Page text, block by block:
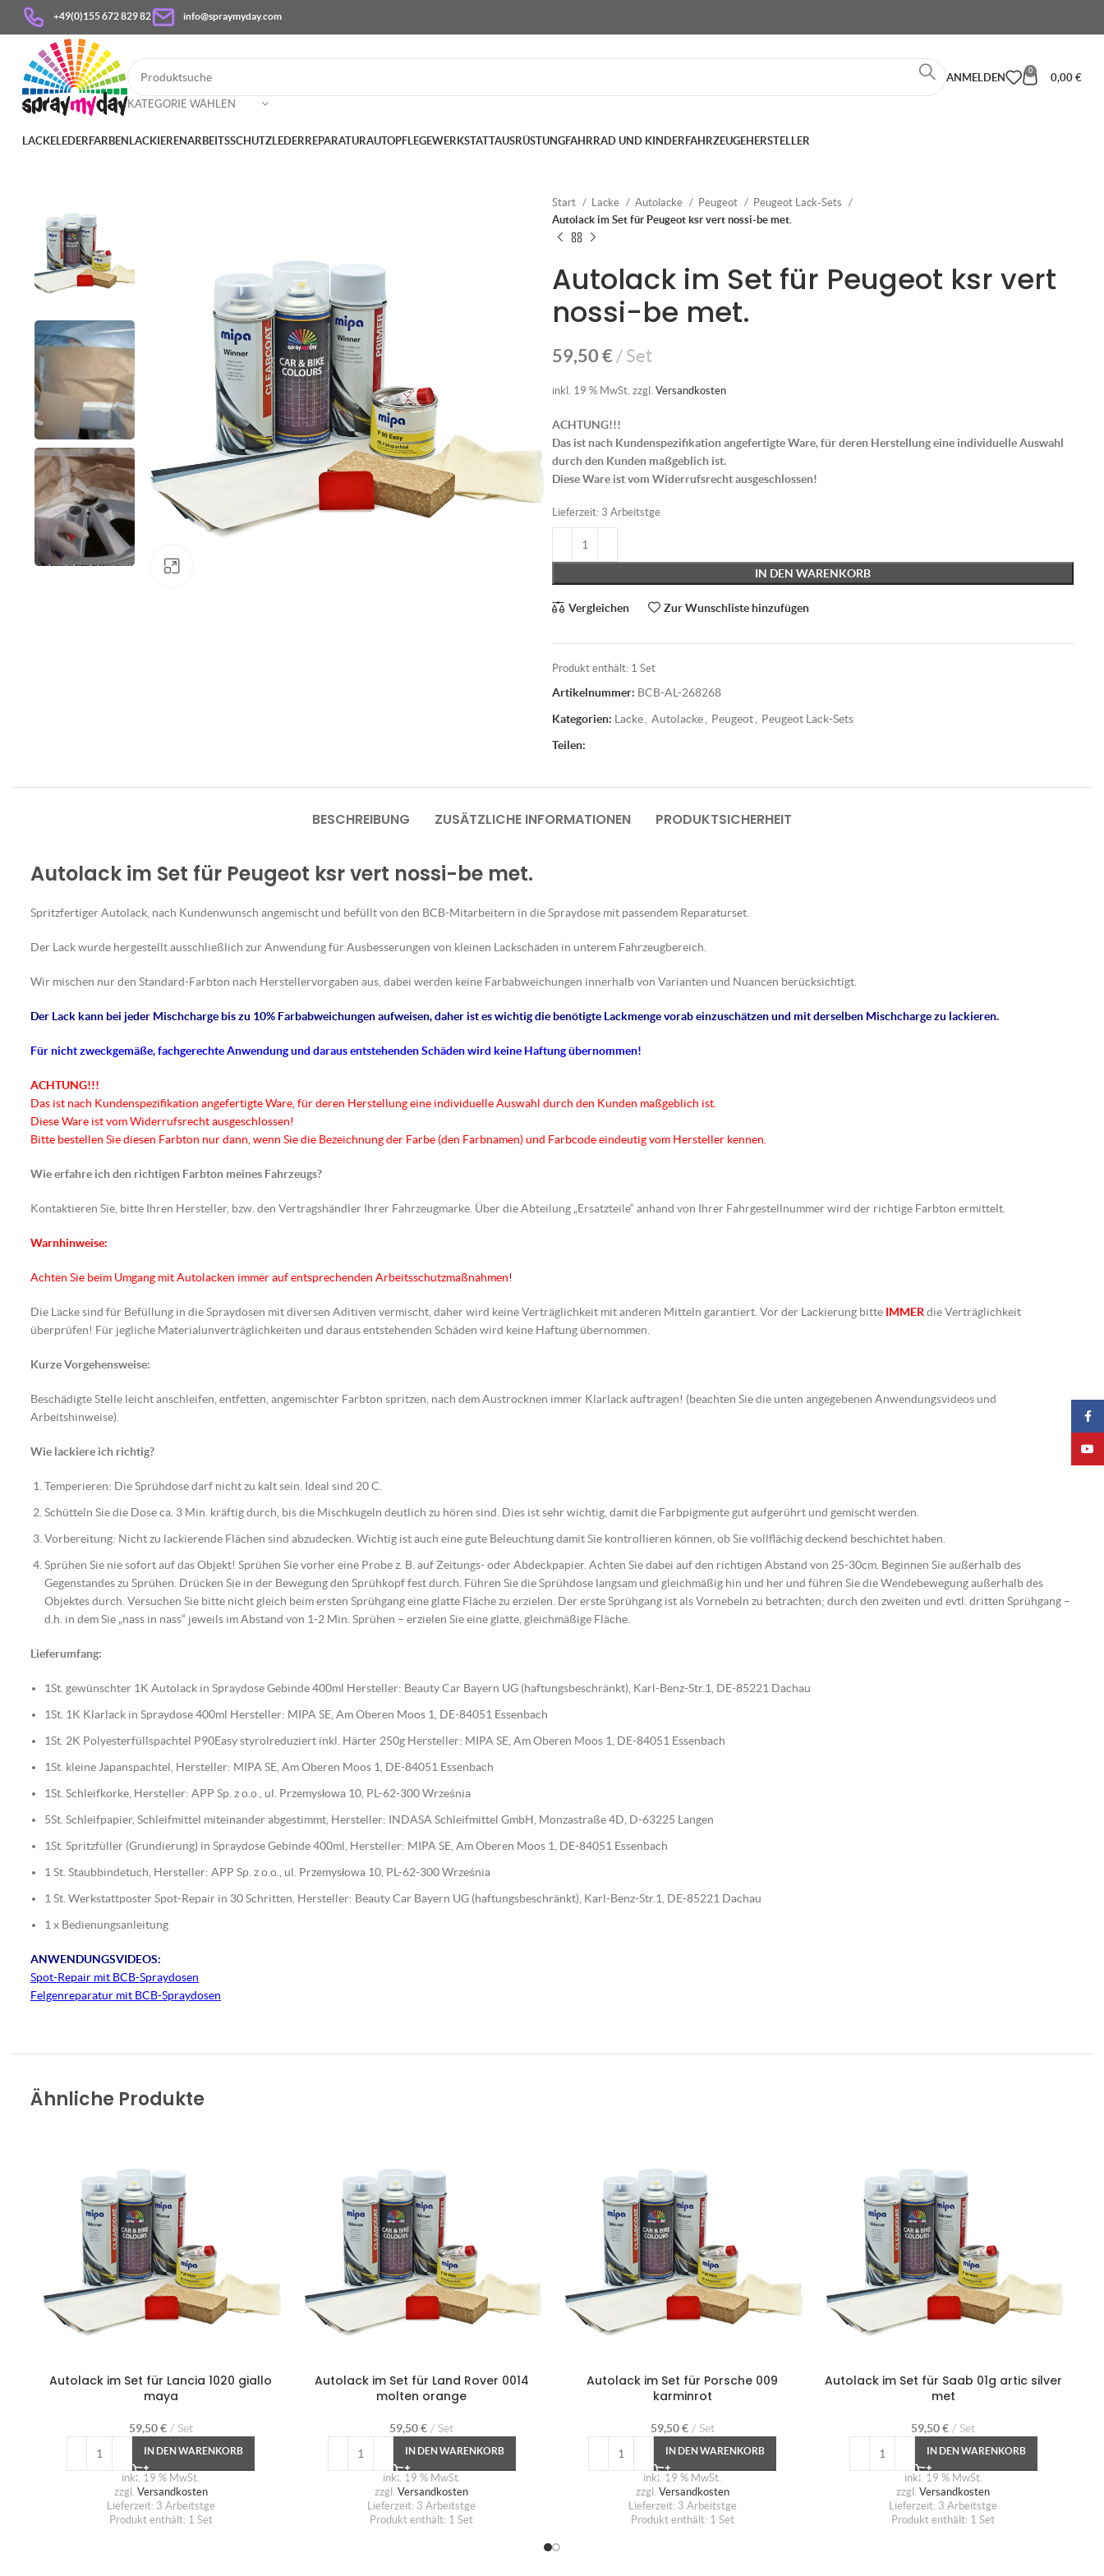
+49(0)155 672 829 82 info@spraymyday.com
KATEGORIE WÄHLEN
ANMELDEN
0
0,00 €
LACKELEDERFARBENLACKIERENARBEITSSCHUTZLEDERREPARATURAUTOPFLEGEWERKSTATTAUSRÜSTUNGFAHRRAD UND KINDERFAHRZEUGEHERSTELLER
Start Lacke Autolacke Peugeot
Peugeot Lack-Sets
Autolack im Set für Peugeot ksr vert nossi-be met.
Autolack im Set für Peugeot ksr vert
nossi-be met.
59,50€ Set
inkl. 19 % MwSt. zzgl. Versandkosten
ACHTUNG!!!
Das ist nach Kundenspezifikation angefertigte Ware, für deren Herstellung eine individuelle Auswahl
durch den Kunden maßgeblich ist.
Diese Ware ist vom Widerrufsrecht ausgeschlossen!
Lieferzeit: 3 Arbeitstge
IN DEN WARENKORB
Vergleichen Zur Wunschliste hinzufügen
Produkt enthält: 1 Set
Artikelnummer: BCB-AL-268268
Kategorien: Lacke Autolacke Peugeot
Peugeot Lack-Sets
Teilen:
BESCHREIBUNG ZUSÄTZLICHE INFORMATIONEN PRODUKTSICHERHEIT
Autolack im Set für Peugeot ksr vert nossi-be met.
Spritzfertiger Autolack, nach Kundenwunsch angemischt und befüllt von den BCB-Mitarbeitern in die Spraydose mit passendem Reparaturset.
Der Lack wurde hergestellt ausschließlich zur Anwendung für Ausbesserungen von kleinen Lackschäden in unterem Fahrzeugbereich.
Wir mischen nur den Standard-Farbton nach Herstellervorgaben aus, dabei werden keine Farbabweichungen innerhalb von Varianten und Nuancen berücksichtigt.
Der Lack kann bei jeder Mischcharge bis zu 10% Farbabweichungen aufweisen, daher ist es wichtig die benötigte Lackmenge vorab einzuschätzen und mit derselben Mischcharge zu lackieren.
Für nichtzweckgemäße, fachgerechte Anwendung und daraus entstehenden Schäden wird keine Haftung übernommen!
ACHTUNG!!!
Das ist nach Kundenspezifikation angefertigte Ware, für deren Herstellung eine individuelle Auswahl durch den Kunden maßgeblich ist.
Diese Ware ist vom Widerrufsrecht ausgeschlossen!
Bitte bestellen Sie diesen Farbton nur dann, wenn Sie die Bezeichnung der Farbe (den Farbnamen) und Farbcode eindeutig vom Hersteller kennen.
Wie erfahre ich den richtigen Farbton meines Fahrzeugs?
Kontaktieren Sie, bitte Ihren Hersteller, bzw. den Vertragshändler Ihrer Fahrzeugmarke. Über die Abteilung „Ersatzteile“ anhand von Ihrer Fahrgestellnummer wird der richtige Farbton ermittelt.
Warnhinweise:
Achten Sie beim Umgang mit Autolacken immer auf entsprechenden Arbeitsschutzmaßnahmen!
Die Lacke sind für Befüllung in die Spraydosen mit diversen Aditiven vermischt, daher wird keine Verträglichkeit mit anderen Mitteln garantiert. Vor der Lackierung bitte IMMER die Verträglichkeit
überprüfen! Für jegliche Materialunverträglichkeiten und daraus entstehenden Schäden wird keine Haftung übernommen.
Kurze Vorgehensweise:
Beschädigte Stelle leicht anschleifen, entfetten, angemischter Farbton spritzen, nach dem Austrocknen immer Klarlack auftragen! (beachten Sie die unten angegebenen Anwendungsvideos und
Arbeitshinweise).
Wie lackiere ich richtig?
Temperieren: Die Sprühdose darf nicht zu kalt sein. Ideal sind 20 C.
Schütteln Sie die Dose ca. 3 Min. kräftig durch, bis die Mischkugeln deutlich zu hören sind. Dies ist sehr wichtig, damit die Farbpigmente gut aufgerührt und gemischt werden.
Vorbereitung: Nicht zu lackierende Flächen sind abzudecken. Wichtig ist auch eine gute Beleuchtung damit Sie kontrollieren können, ob Sie vollflächig deckend beschichtet haben.
Sprühen Sie nie sofort auf das Objekt! Sprühen Sie vorher eine Probe z. B. auf Zeitungs- oder Abdeckpapier. Achten Sie dabei auf den richtigen Abstand von 25-30cm. Beginnen Sie außerhalb des
Gegenstandes zu Sprühen. Drücken Sie in der Bewegung den Sprühkopf fest durch. Führen Sie die Sprühdose langsam und gleichmäßig hin und her und führen Sie die Wendebewegung außerhalb des
Objektes durch. Versuchen Sie bitte nicht gleich beim ersten Sprühgang eine glatte Fläche zu erzielen. Der erste Sprühgang ist als Vornebeln zu betrachten; durch den zweiten und evtl. dritten Sprühgang –
d.h. in dem Sie „nass in nass“ jeweils im Abstand von 1-2 Min. Sprühen – erzielen Sie eine glatte, gleichmäßige Fläche.
Lieferumfang:
1St. gewünschter 1K Autolack in Spraydose Gebinde 400ml Hersteller: Beauty Car Bayern UG (haftungsbeschränkt), Karl-Benz-Str.1, DE-85221 Dachau
1St. 1K Klarlack in Spraydose 400ml Hersteller: MIPA SE, Am Oberen Moos 1, DE-84051 Essenbach
1St. 2K Polyesterfüllspachtel P90Easy styrolreduziert inkl. Härter 250g Hersteller: MIPA SE, Am Oberen Moos 1, DE-84051 Essenbach
1St. kleine Japanspachtel, Hersteller: MIPA SE, Am Oberen Moos 1, DE-84051 Essenbach
1St. Schleifkorke, Hersteller: APP Sp. z o.o., ul. Przemysłowa 10, PL-62-300 Września
5St. Schleifpapier, Schleifmittel miteinander abgestimmt, Hersteller: INDASA Schleifmittel GmbH, Monzastraße 4D, D-63225 Langen
1St. Spritzfüller (Grundierung) in Spraydose Gebinde 400ml, Hersteller: MIPA SE, Am Oberen Moos 1, DE-84051 Essenbach
1 St. Staubbindetuch, Hersteller: APP Sp. z o.o., ul. Przemysłowa 10, PL-62-300 Września
1 St. Werkstattposter Spot-Repair in 30 Schritten, Hersteller: Beauty Car Bayern UG (haftungsbeschränkt), Karl-Benz-Str.1, DE-85221 Dachau
1 x Bedienungsanleitung
ANWENDUNGSVIDEOS:
Spot-Repair mit BCB-Spraydosen
Felgenreparatur mit BCB-Spraydosen
Ähnliche Produkte
Autolack im Set für Lancia 1020 giallo
maya
59,50€ Set
IN DEN WARENKORB
inkl. 19 % MwSt.
zzgl. Versandkosten
Lieferzeit: 3 Arbeitstge
Produkt enthält: 1 Set
Autolack im Set für Land Rover 0014
molten orange
59,50€ Set
IN DEN WARENKORB
inkl. 19 % MwSt.
zzgl.Versandkosten
Lieferzeit: 3 Arbeitstge
Produkt enthält: 1Set
Autolack im Set für Porsche 009
karminrot
59,50€ Set
IN DEN WARENKORB
inkl. 19 % MwSt.
zzgl. Versandkosten
Lieferzeit: 3 Arbeitstge
Produkt enthält: 1 Set
Autolack im Set für Saab 01g artic silver
met
59,50€ Set
IN DEN WARENKORB
inkl. 19 % MwSt.
zzgl.Versandkosten
Lieferzeit: 3 Arbeitstge
Produkt enthält: 1Set